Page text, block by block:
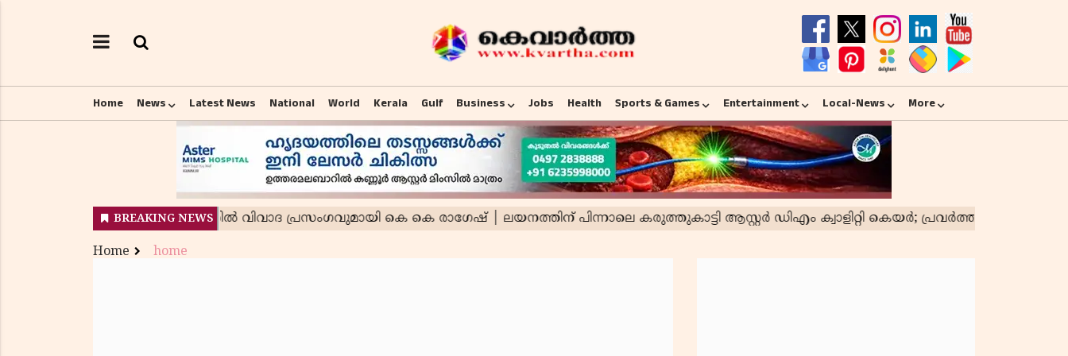
Home News Latest News National World Kerala Gulf Business Jobs Health Sports & Games Entertainment Local-News More
Home home